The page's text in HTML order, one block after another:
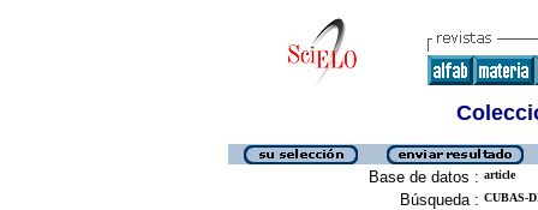
Base de datos : article
Búsqueda : CUBAS-